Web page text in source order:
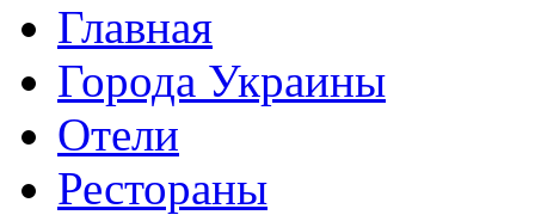
Главная
Города Украины
Отели
Рестораны